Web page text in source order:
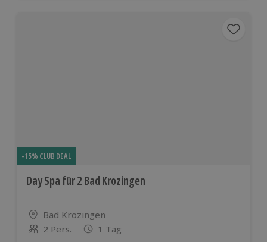
-15% CLUB DEAL
Day Spa für 2 Bad Krozingen
Standort
Bad Krozingen
Anzahl der Teilnehmer
2 Pers. 1 Tag